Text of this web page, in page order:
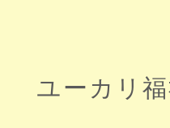
ユーカリ